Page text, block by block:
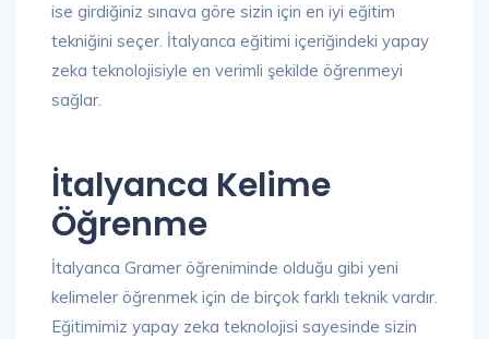
ise girdiğiniz sınava göre sizin için en iyi eğitim
tekniğini seçer. İtalyanca eğitimi içeriğindeki yapay
zeka teknolojisiyle en verimli şekilde öğrenmeyi
sağlar.
İtalyanca Kelime
Öğrenme
İtalyanca Gramer öğreniminde olduğu gibi yeni
kelimeler öğrenmek için de birçok farklı teknik vardır.
Eğitimimiz yapay zeka teknolojisi sayesinde sizin